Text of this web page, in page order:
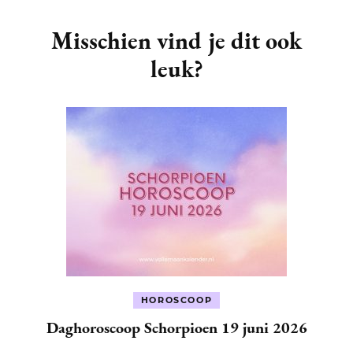
Navigation
Misschien vind je dit ook
leuk?
HOROSCOOP
Daghoroscoop Schorpioen 19 juni 2026